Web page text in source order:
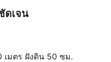
ดเจน
เมตร ฝังดิน 50 ซม.